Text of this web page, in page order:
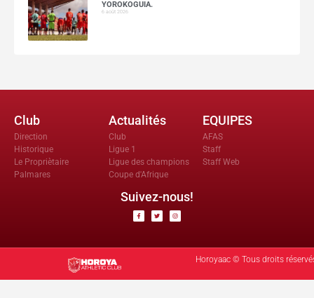
YOROKOGUIA.
6 août 2026
Club
Direction
Historique
Le Propriètaire
Palmares
Actualités
Club
Ligue 1
Ligue des champions
Coupe d'Afrique
EQUIPES
AFAS
Staff
Staff Web
Suivez-nous!
Horoyaac © Tous droits